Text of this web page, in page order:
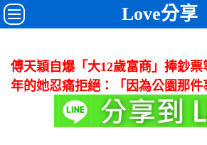
Love分享
傅天穎自爆「大12歲富商」捧鈔
年的她忍痛拒絕：「因為公園那件